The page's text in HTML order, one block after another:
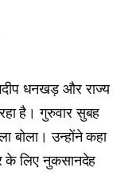
धनखड़ और राज्य
है। गुरुवार सुबह
बोला। उन्होंने कहा
के लिए नुकसानदेह